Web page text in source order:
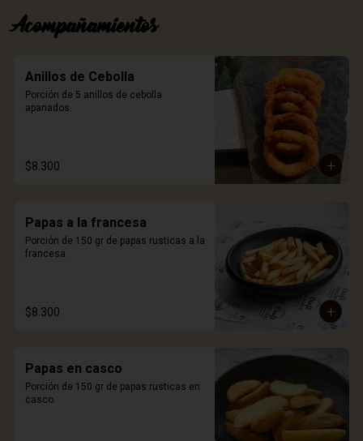
Acompañamientos
Anillos de Cebolla
Porción de 5 anillos de cebolla
apanados.
$8.300
Papas a la francesa
Porción de 150 gr de papas rusticas a la
francesa.
$8.300
Papas en casco
Porción de 150 gr de papas rusticas en
casco.